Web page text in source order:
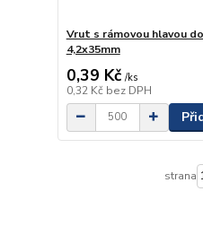
Vrut s rámovou hlavou
4,2x35mm
0,39 Kč /ks
0,32 Kč bez DPH
strana